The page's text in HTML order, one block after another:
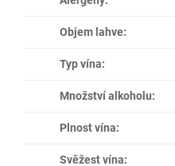
Objem lahve:
Typ vína:
Množství alkoholu:
Plnost vína:
Svěžest vína: